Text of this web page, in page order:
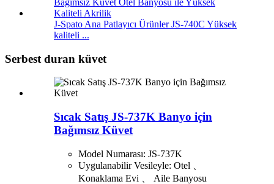
J-Spato Ana Patlayıcı Ürünler JS-740C Yüksek
kaliteli ...
Serbest duran küvet
Sıcak Satış JS-737K Banyo için
Bağımsız Küvet
Model Numarası: JS-737K
Uygulanabilir Vesileyle: Otel 、
Konaklama Evi 、 Aile Banyosu